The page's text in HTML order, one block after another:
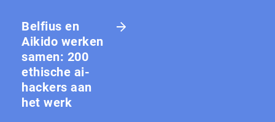
Belfius en
Aikido werken
samen: 200
ethische ai-
hackers aan
het werk